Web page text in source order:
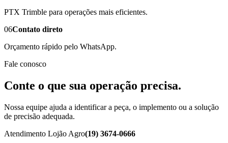
PTX Trimble para operações mais eficientes.
06Contato direto
Orçamento rápido pelo WhatsApp.
Fale conosco
Conte o que sua operação precisa.
Nossa equipe ajuda a identificar a peça, o implemento ou a solução
de precisão adequada.
Atendimento Lojão Agro(19) 3674-0666